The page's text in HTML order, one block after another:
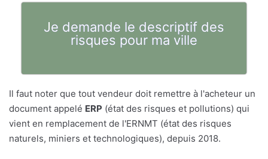
Je demande le descriptif des
risques pour ma ville
Il faut noter que tout vendeur doit remettre à l'acheteur un
document appelé ERP (état des risques et pollutions) qui
vient en remplacement de l'ERNMT (état des risques
naturels, miniers et technologiques), depuis 2018.